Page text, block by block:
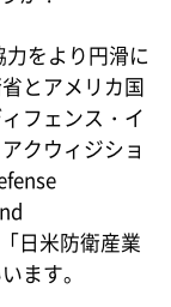
力をより円滑に
とアメリカ国
フェンス・イ
クウィジショ
日米防衛産業
ます。